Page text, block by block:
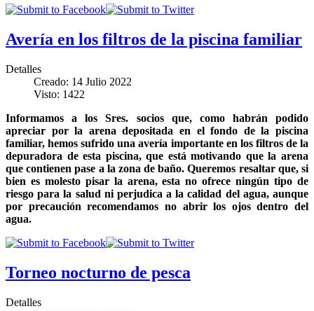
Avería en los filtros de la piscina familiar
Detalles
Creado: 14 Julio 2022
Visto: 1422
Informamos a los Sres. socios que, como habrán podido
apreciar por la arena depositada en el fondo de la piscina
familiar, hemos sufrido una avería importante en los filtros de la
depuradora de esta piscina, que está motivando que la arena
que contienen pase a la zona de baño. Queremos resaltar que, si
bien es molesto pisar la arena, esta no ofrece ningún tipo de
riesgo para la salud ni perjudica a la calidad del agua, aunque
por precaución recomendamos no abrir los ojos dentro del
agua.
Torneo nocturno de pesca
Detalles